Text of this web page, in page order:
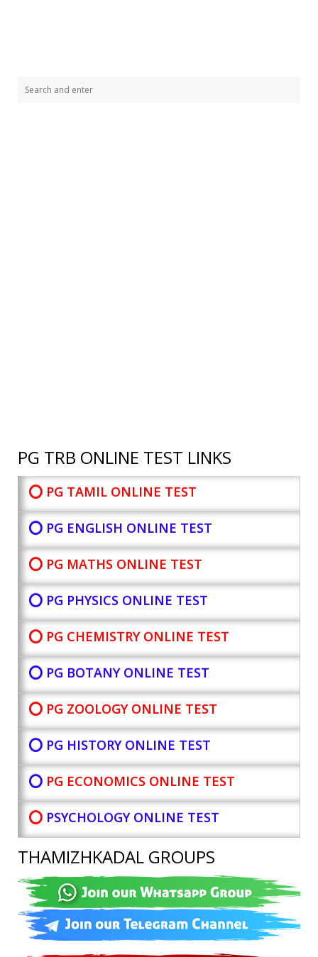
PG TRB ONLINE TEST LINKS
⭕ PG TAMIL ONLINE TEST
⭕ PG ENGLISH ONLINE TEST
⭕ PG MATHS ONLINE TEST
⭕ PG PHYSICS ONLINE TEST
⭕ PG CHEMISTRY ONLINE TEST
⭕ PG BOTANYONLINE TEST
⭕ PG ZOOLOGY ONLINE TEST
⭕ PG HISTORY ONLINE TEST
⭕ PG ECONOMICS ONLINE TEST
⭕ PSYCHOLOGY ONLINE TEST
THAMIZHKADAL GROUPS